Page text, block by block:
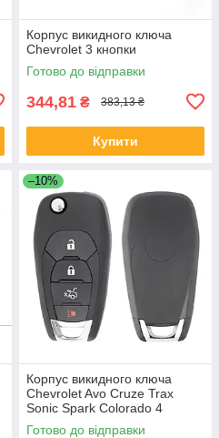
Корпус викидного ключа
Chevrolet 3 кнопки
Готово до відправки
344,81 ₴ 383,13 ₴
Купити
–10%
Корпус викидного ключа
Chevrolet Avo Cruze Trax
Sonic Spark Colorado 4
кнопки
Готово до відправки